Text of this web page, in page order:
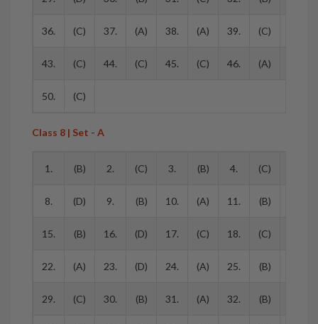
36. (C) 37. (A) 38. (A) 39. (C)
43. (C) 44. (C) 45. (C) 46. (A)
50. (C)
Class 8 | Set - A
1. (B) 2. (C) 3. (B) 4. (C)
8. (D) 9. (B) 10. (A) 11. (B)
15. (B) 16. (D) 17. (C) 18. (C)
22. (A) 23. (D) 24. (A) 25. (B)
29. (C) 30. (B) 31. (A) 32. (B)